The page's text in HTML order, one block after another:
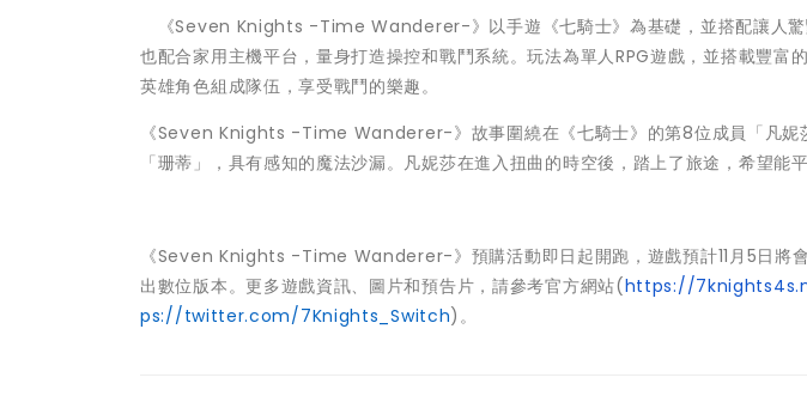
《Seven Knights -Time Wanderer-》以手遊《七騎士》為基礎，並搭配讓人驚
也配合家用主機平台，量身打造操控和戰鬥系統。玩法為單人RPG遊戲，並搭載豐富
英雄角色組成隊伍，享受戰鬥的樂趣。
《Seven Knights -Time Wanderer-》故事圍繞在《七騎士》的第8位成員「凡妮
「珊蒂」，具有感知的魔法沙漏。凡妮莎在進入扭曲的時空後，踏上了旅途，希望能平
《Seven Knights -Time Wanderer-》預購活動即日起開跑，遊戲預計11月5日將
出數位版本。更多遊戲資訊、圖片和預告片，請參考官方網站(https://
ps://twitter.com/7Knights_Switch)。